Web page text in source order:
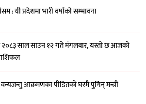
: यी प्रदेशमा भारी वर्षाको सम्भावना
साल साउन १२ गते मंगलबार, यस्तो छ आजको
आक्रमणका पीडितको घरमै पुगिन् मन्त्री